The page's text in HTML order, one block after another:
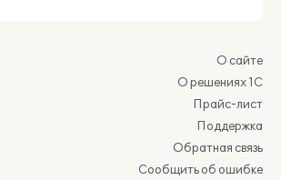
О сайте
О решениях 1С
Прайс-лист
Поддержка
Обратная связь
Сообщить об ошибке